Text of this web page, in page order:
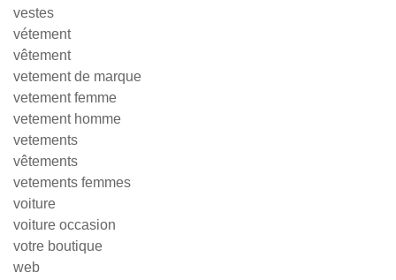
vestes
vétement
vêtement
vetement de marque
vetement femme
vetement homme
vetements
vêtements
vetements femmes
voiture
voiture occasion
votre boutique
web